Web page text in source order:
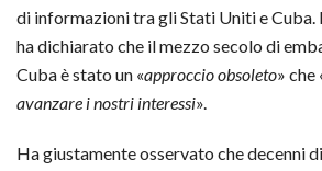
di informazioni tra gli Stati Uniti e Cuba.
ha dichiarato che il mezzo secolo di
Cuba è stato un «approccio obsoleto» che
avanzare i nostri interessi».
Ha giustamente osservato che decenni